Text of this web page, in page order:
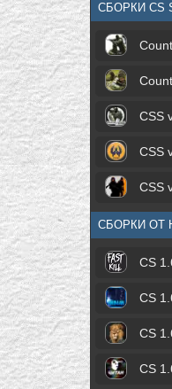
СБОРКИ CS
CSS
CSS
CSS
СБОРКИ ОТ
CS
CS
CS
CS